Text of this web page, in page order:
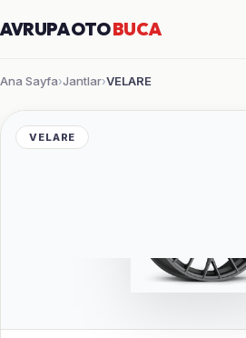
AVRUPA OTOBUCA
Ana Sayfa›Jantlar›VELARE
VELARE